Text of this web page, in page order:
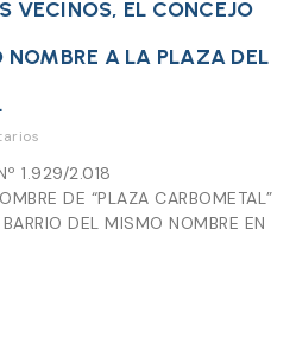
VECINOS, EL CONCEJO
NOMBRE A LA PLAZA DEL
1.929/2.018
DE “PLAZA CARBOMETAL”
DEL MISMO NOMBRE EN